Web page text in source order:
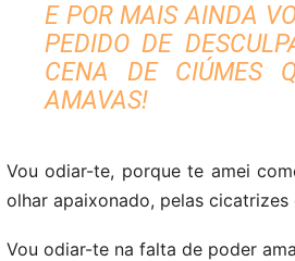
E POR MAIS AINDA
PEDIDO DE
CENA DE CIÚMES
AMAVAS!
Vou odiar-te, porque te amei
olhar apaixonado, pelas
Vou odiar-te na falta de poder